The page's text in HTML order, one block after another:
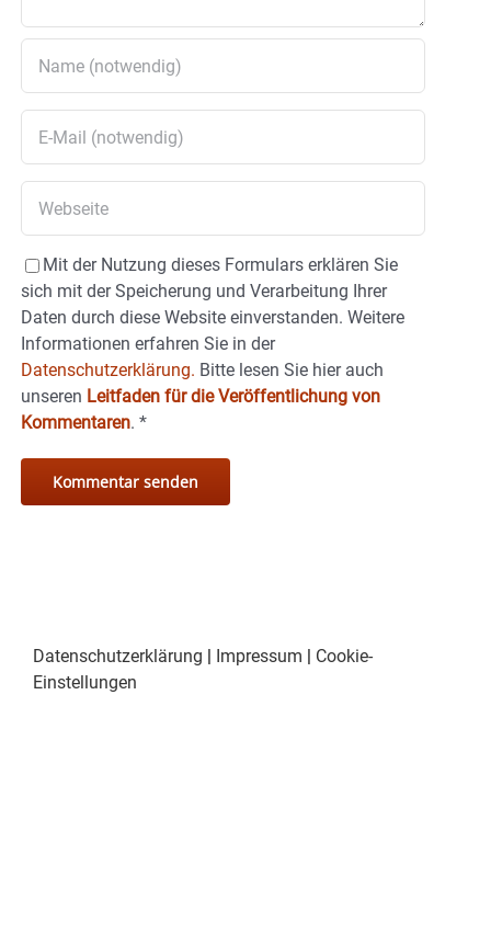
Mit der Nutzung dieses Formulars erklären Sie
sich mit der Speicherung und Verarbeitung Ihrer
Daten durch diese Website einverstanden. Weitere
Informationen erfahren Sie in der
Datenschutzerklärung. Bitte lesen Sie hier auch
unseren Leitfaden für die Veröffentlichung von
Kommentaren. *
Datenschutzerklärung Impressum
Cookie-
Einstellungen